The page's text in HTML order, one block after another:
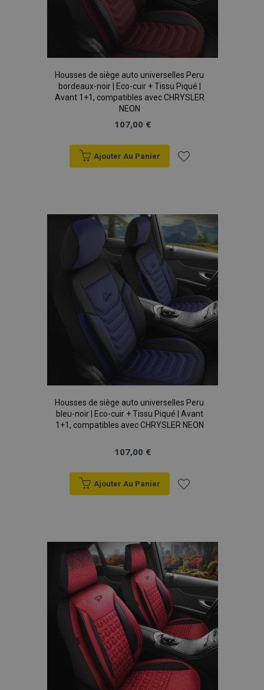
Housses de siège auto universelles Peru
bordeaux-noir | Eco-cuir + Tissu Piqué |
Avant 1+1, compatibles avec CHRYSLER
NEON
107,00 €
Ajouter Au Panier
liste
d'achats
Housses de siège auto universelles Peru
bleu-noir | Eco-cuir + Tissu Piqué | Avant
1+1, compatibles avec CHRYSLER NEON
107,00 €
Ajouter Au Panier
liste
d'achats